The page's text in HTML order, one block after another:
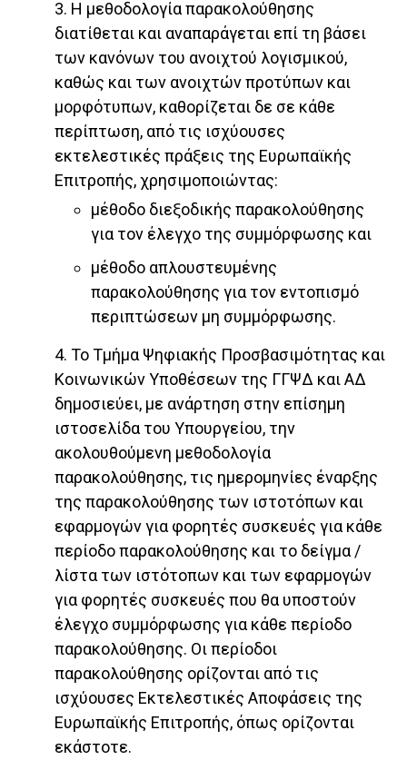
3. Η μεθοδολογία παρακολούθησης
διατίθεται και αναπαράγεται επί τη βάσει
των κανόνων του ανοιχτού λογισμικού,
καθώς και των ανοιχτών προτύπων και
μορφότυπων, καθορίζεται δε σε κάθε
περίπτωση, από τις ισχύουσες
εκτελεστικές πράξεις της Ευρωπαϊκής
Επιτροπής, χρησιμοποιώντας:
μέθοδο διεξοδικής παρακολούθησης
για τον έλεγχο της συμμόρφωσης και
μέθοδο απλουστευμένης
παρακολούθησης για τον εντοπισμό
περιπτώσεων μη συμμόρφωσης.
4. Το Τμήμα Ψηφιακής Προσβασιμότητας και
Κοινωνικών Υποθέσεων της ΓΓΨΔ και ΑΔ
δημοσιεύει, με ανάρτηση στην επίσημη
ιστοσελίδα του Υπουργείου, την
ακολουθούμενη μεθοδολογία
παρακολούθησης, τις ημερομηνίες έναρξης
της παρακολούθησης των ιστοτόπων και
εφαρμογών για φορητές συσκευές για κάθε
περίοδο παρακολούθησης και το δείγμα /
λίστα των ιστότοπων και των εφαρμογών
για φορητές συσκευές που θα υποστούν
έλεγχο συμμόρφωσης για κάθε περίοδο
παρακολούθησης. Οι περίοδοι
παρακολούθησης ορίζονται από τις
ισχύουσες Εκτελεστικές Αποφάσεις της
Ευρωπαϊκής Επιτροπής, όπως ορίζονται
εκάστοτε.